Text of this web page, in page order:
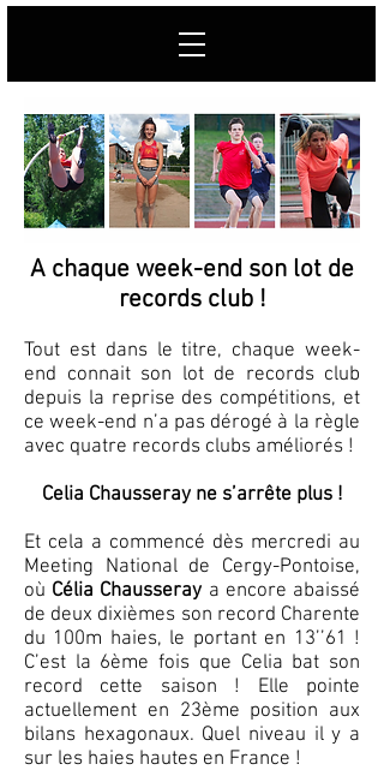
A chaque week-end son lot de
records club !
Tout est dans le titre, chaque week-
end connait son lot de records club
depuis la reprise des compétitions, et
ce week-end n’a pas dérogé à la règle
avec quatre records clubs améliorés !
Celia Chausseray ne s’arrête plus !
Et cela a commencé dès mercredi au
Meeting National de Cergy-Pontoise,
où Célia Chausseray a encore abaissé
de deux dixièmes son record Charente
du 100m haies, le portant en 13’’61 !
C’est la 6ème fois que Celia bat son
record cette saison ! Elle pointe
actuellement en 23ème position aux
bilans hexagonaux. Quel niveau il y a
sur les haies hautes en France !